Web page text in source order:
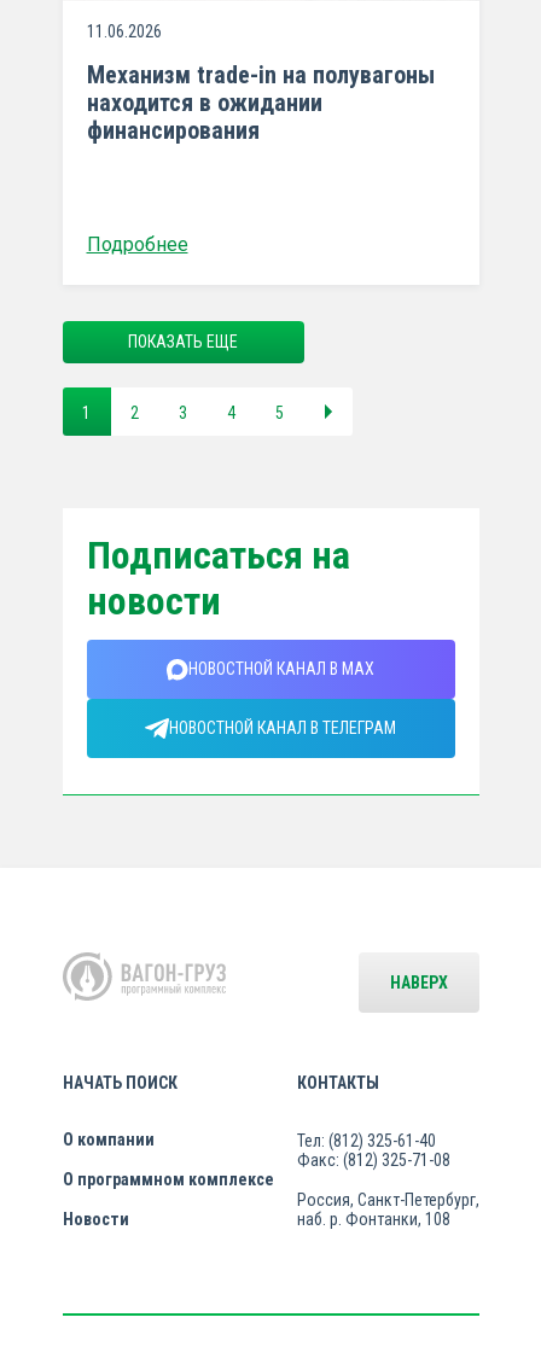
11.06.2026
Механизм trade-in на полувагоны
находится в ожидании
финансирования
Подробнее
ПОКАЗАТЬ ЕЩЕ
1 2 3 4 5
Подписаться на
новости
НОВОСТНОЙ КАНАЛ В MAX
НОВОСТНОЙ КАНАЛ В ТЕЛЕГРАМ
НАЧАТЬ ПОИСК
О компании
О программном комплексе
Новости
КОНТАКТЫ
Тел: (812) 325-61-40
Факс: (812) 325-71-08
Россия, Санкт-Петербург,
наб. р. Фонтанки, 108
НАВЕРХ